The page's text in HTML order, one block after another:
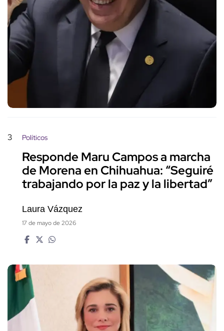
3 Políticos
Responde Maru Campos a marcha
de Morena en Chihuahua: “Seguiré
trabajando por la paz y la libertad”
Laura Vázquez
17 de mayo de 2026